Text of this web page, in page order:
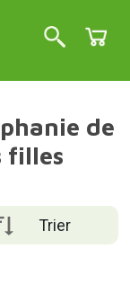
de
filles
Trier